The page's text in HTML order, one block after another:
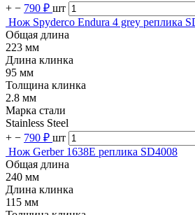
+ − 790 ₽ шт
Нож Spyderco Endura 4 grey реплика
Общая длина
223 мм
Длина клинка
95 мм
Толщина клинка
2.8 мм
Марка стали
Stainless Steel
+ − 790 ₽ шт
Нож Gerber 1638E реплика SD4008
Общая длина
240 мм
Длина клинка
115 мм